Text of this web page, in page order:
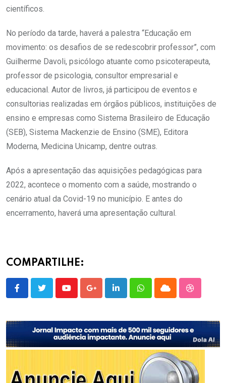
científicos.
No período da tarde, haverá a palestra “Educação em
movimento: os desafios de se redescobrir professor”, com
Guilherme Davoli, psicólogo atuante como psicoterapeuta,
professor de psicologia, consultor empresarial e
educacional. Autor de livros, já participou de eventos e
consultorias realizadas em órgãos públicos, instituições de
ensino e empresas como Sistema Brasileiro de Educação
(SEB), Sistema Mackenzie de Ensino (SME), Editora
Moderna, Medicina Unicamp, dentre outras.
Após a apresentação das aquisições pedagógicas para
2022, acontece o momento com a saúde, mostrando o
cenário atual da Covid-19 no município. E antes do
encerramento, haverá uma apresentação cultural.
COMPARTILHE:
YoutubeGoogle+LinkedInWhatsappCloud